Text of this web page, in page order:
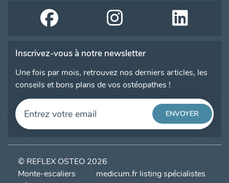
Inscrivez-vous à notre newsletter
Une fois par mois, retrouvez nos derniers articles, les
conseils et bons plans de vos ostéopathes !
© REFLEX OSTEO 2026
Monte-escaliers
medicum.fr listing spécialistes